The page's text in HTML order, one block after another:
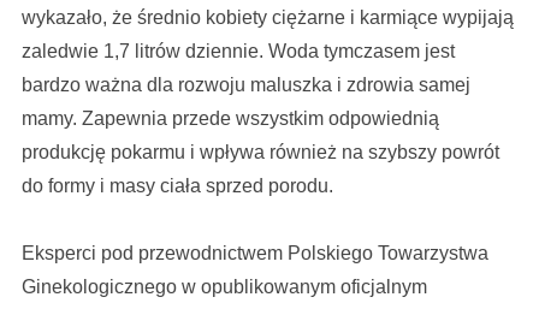
wykazało, że średnio kobiety ciężarne i karmiące wypijają
zaledwie 1,7 litrów dziennie. Woda tymczasem jest
bardzo ważna dla rozwoju maluszka i zdrowia samej
mamy. Zapewnia przede wszystkim odpowiednią
produkcję pokarmu i wpływa również na szybszy powrót
do formy i masy ciała sprzed porodu.
Eksperci pod przewodnictwem Polskiego Towarzystwa
Ginekologicznego w opublikowanym oficjalnym